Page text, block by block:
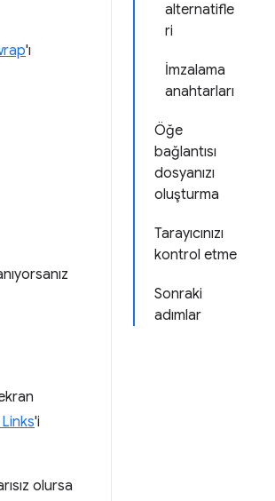
alternatifle
ri
İmzalama
anahtarları
Öğe
bağlantısı
dosyanızı
oluşturma
Tarayıcınızı
kontrol etme
Sonraki
adımlar
'ı
'i
olursa